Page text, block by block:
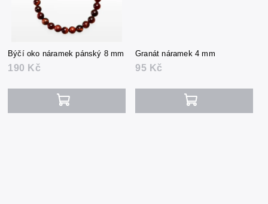
Býčí oko náramek pánský 8 mm
190 Kč
Granát náramek 4 mm
95 Kč